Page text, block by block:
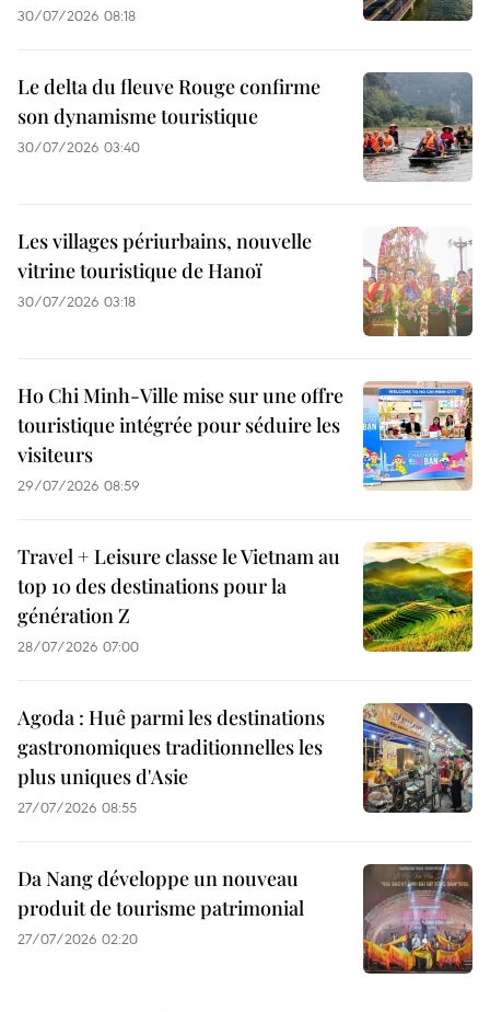
30/07/2026 08:18
Le delta du fleuve Rouge confirme
son dynamisme touristique
30/07/2026 03:40
Les villages périurbains, nouvelle
vitrine touristique de Hanoï
30/07/2026 03:18
Ho Chi Minh-Ville mise sur une offre
touristique intégrée pour séduire les
visiteurs
29/07/2026 08:59
Travel + Leisure classe le Vietnam au
top 10 des destinations pour la
génération Z
28/07/2026 07:00
Agoda : Huê parmi les destinations
gastronomiques traditionnelles les
plus uniques d'Asie
27/07/2026 08:55
Da Nang développe un nouveau
produit de tourisme patrimonial
27/07/2026 02:20